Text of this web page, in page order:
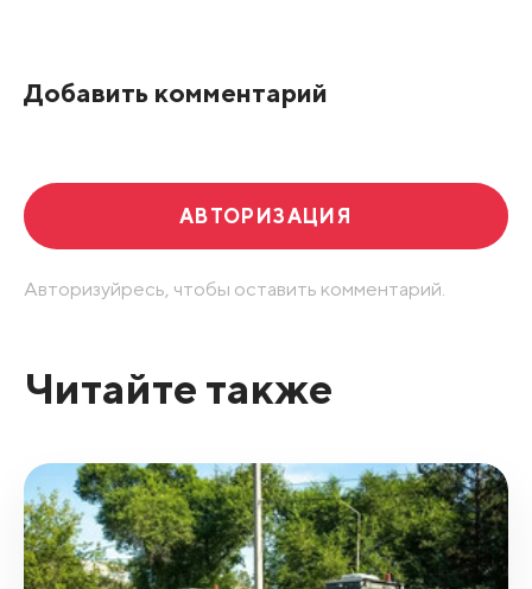
Добавить комментарий
АВТОРИЗАЦИЯ
Авторизуйресь, чтобы оставить комментарий.
Читайте также